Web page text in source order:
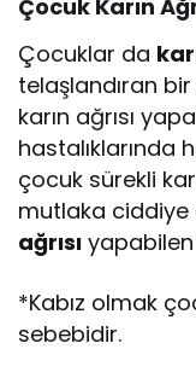
Çocuk Karın
Çocuklar da
telaşlandıran
karın ağrısı
hastalıklarında
çocuk sürekli
mutlaka ciddiye
ağrısı
*Kabız olmak
sebebidir.